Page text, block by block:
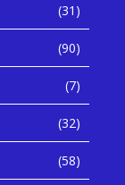
(31)
(90)
(7)
(32)
(58)